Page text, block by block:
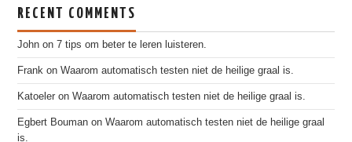
RECENT COMMENTS
John on 7 tips om beter te leren luisteren.
Frank onWaarom automatisch testen niet de heilige graal is.
Katoeler onWaarom automatisch testen niet de heilige graal is.
Egbert Bouman onWaarom automatisch testen niet de heilige graal
is.